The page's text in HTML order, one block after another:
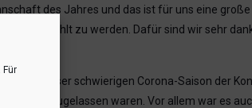
Für
des Jahres und das ist für uns eine große
gewählt zu werden. Dafür sind wir sehr
in dieser schwierigen Corona-Saison der
Spielen zugelassen waren. Vor allem war es